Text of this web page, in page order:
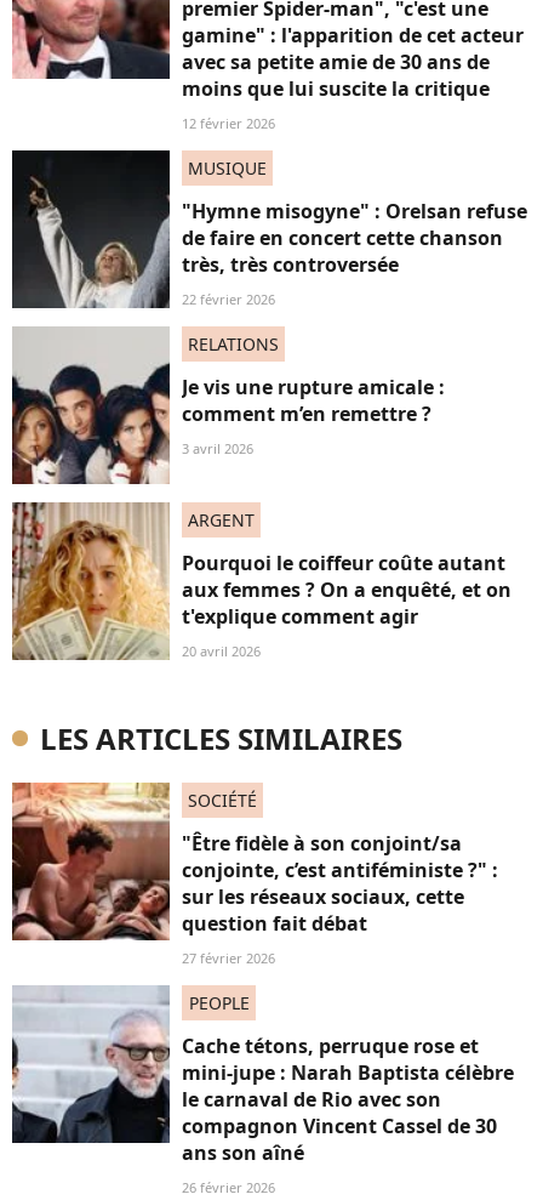
premier Spider-man", "c'est une
gamine" : l'apparition de cet acteur
avec sa petite amie de 30 ans de
moins que lui suscite la critique
12 février 2026
MUSIQUE
"Hymne misogyne" : Orelsan refuse
de faire en concert cette chanson
très, très controversée
22 février 2026
RELATIONS
Je vis une rupture amicale :
comment m’en remettre ?
3 avril 2026
ARGENT
Pourquoi le coiffeur coûte autant
aux femmes ? On a enquêté, et on
t'explique comment agir
20 avril 2026
LES ARTICLES SIMILAIRES
SOCIÉTÉ
"Être fidèle à son conjoint/sa
conjointe, c’est antiféministe ?" :
sur les réseaux sociaux, cette
question fait débat
27 février 2026
PEOPLE
Cache tétons, perruque rose et
mini-jupe : Narah Baptista célèbre
le carnaval de Rio avec son
compagnon Vincent Cassel de 30
ans son aîné
26 février 2026